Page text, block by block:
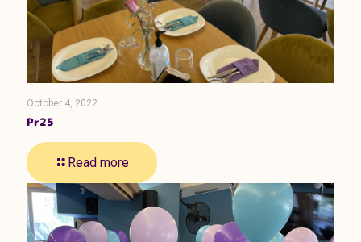
October 4, 2022
Pr25
Read more